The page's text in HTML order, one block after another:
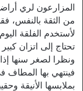
المزارعون لري
من الثقة بالنفس،
لأستخدم الفلقة
تحتاج إلى اتزان
ونظرا لصغر سنها إذا
فينتهي بها المطاف
بملابسها الأنيقة